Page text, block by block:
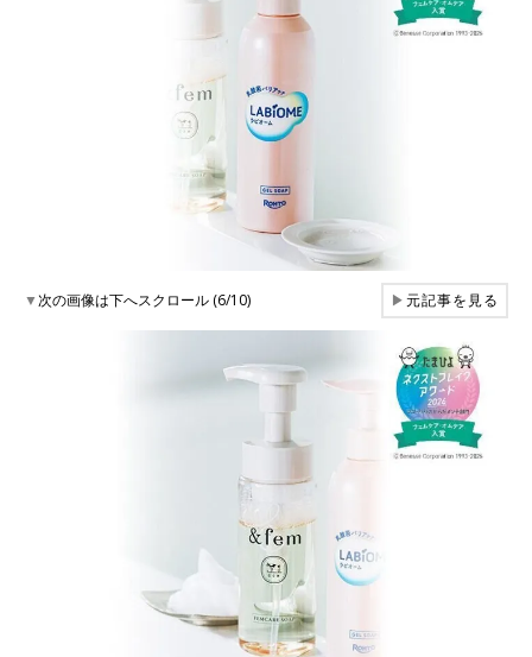
▼次の画像は下へスクロール (6/10) ▶元記事を見る